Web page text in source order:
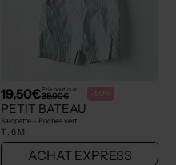
19,50€Prix boutique :
39,00€ -50%
PETIT BATEAU
Salopette - Poches vert
T : 6 M
ACHAT EXPRESS